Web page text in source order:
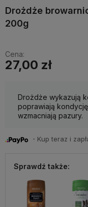
Drożdże
200g
Cena:
27,00 zł
Drożdże wykazują
poprawiają
wzmacniają pazury.
・Kup teraz i
Sprawdź także: